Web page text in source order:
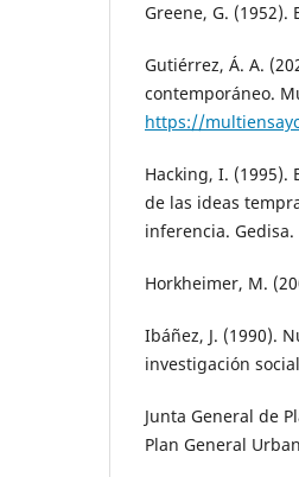
Greene, G. (1952).
Gutiérrez, Á. A.
contemporáneo.
https://
Hacking, I.
de las ideas
inferencia. Gedisa.
Horkheimer, M.
Ibáñez, J. (1990).
investigación
Junta General de
Plan General